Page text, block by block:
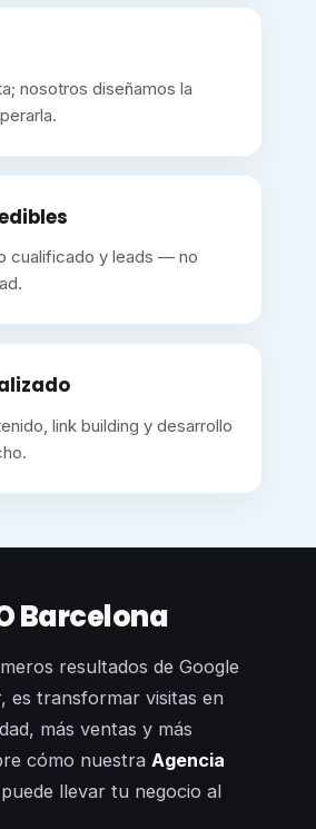
nosotros diseñamos la
cualificado y leads — no
link building y desarrollo
Barcelona
resultados de Google
es transformar visitas en
más ventas y más
cómo nuestra Agencia
puede llevar tu negocio al